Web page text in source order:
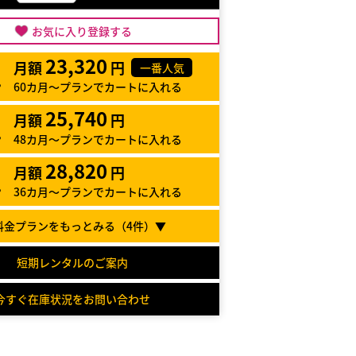
お気に入り登録する
月額 23,320 円
一番人気
60カ月～プランでカートに入れる
月額 25,740 円
48カ月～プランでカートに入れる
月額 28,820 円
36カ月～プランでカートに入れる
プランをもっとみる（4件）▼
短期レンタルのご案内
すぐ在庫状況をお問い合わせ